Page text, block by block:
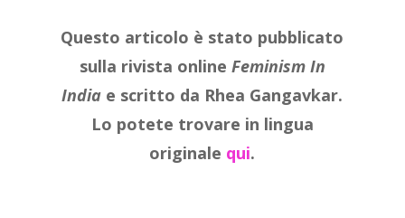
Questo articolo è stato pubblicato
sulla rivista online Feminism In
India e scritto da Rhea Gangavkar.
Lo potete trovare in lingua
originale qui.